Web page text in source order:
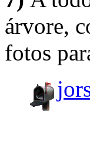
árvore,
fotos